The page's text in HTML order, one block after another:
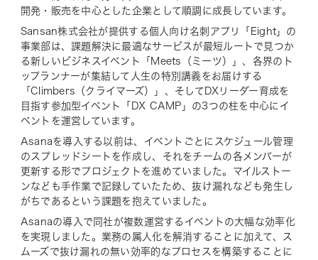
開発・販売を中心とした企業として順調に成長しています。
Sansan株式会社が提供する個人向け名刺アプリ「Eight」の
事業部は、課題解決に最適なサービスが最短ルートで見つか
る新しいビジネスイベント「Meets（ミーツ）」、各界のト
ップランナーが集結して人生の特別講義をお届けする
「Climbers（クライマーズ）」、そしてDXリーダー育成を
目指す参加型イベント「DX CAMP」の3つの柱を中心にイ
ベントを運営しています。
Asanaを導入する以前は、イベントごとにスケジュール管理
のスプレッドシートを作成し、それをチームの各メンバーが
更新する形でプロジェクトを進めていました。マイルストー
ンなども手作業で記録していたため、抜け漏れなども発生し
がちであるという課題を抱えていました。
Asanaの導入で同社が複数運営するイベントの大幅な効率化
を実現しました。業務の属人化を解消することに加えて、ス
ムーズで抜け漏れの無い効率的なプロセスを構築することに